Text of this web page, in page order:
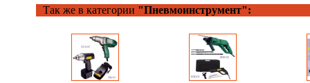
Так же в категории "Пневмоинструмент":